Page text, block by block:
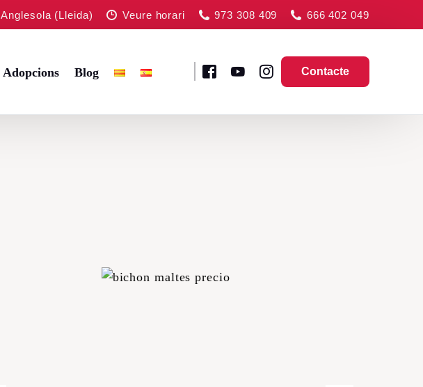
Anglesola (Lleida) Veure horari 973 308 409 666 402 049
Adopcions Blog Contacte